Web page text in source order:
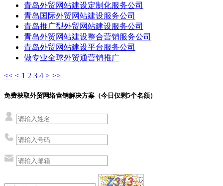
青岛外贸网站建设定制化服务公司
青岛国际外贸网站建设服务公司
青岛推广型外贸网站建设服务公司
青岛外贸网站建设整合营销服务公司
青岛外贸网站建设平台服务公司
做专业全球外贸通营销推广
<< < 1 2 3 4 > >>
免费获取外贸网络营销解决方案（今日仅剩5个名额）